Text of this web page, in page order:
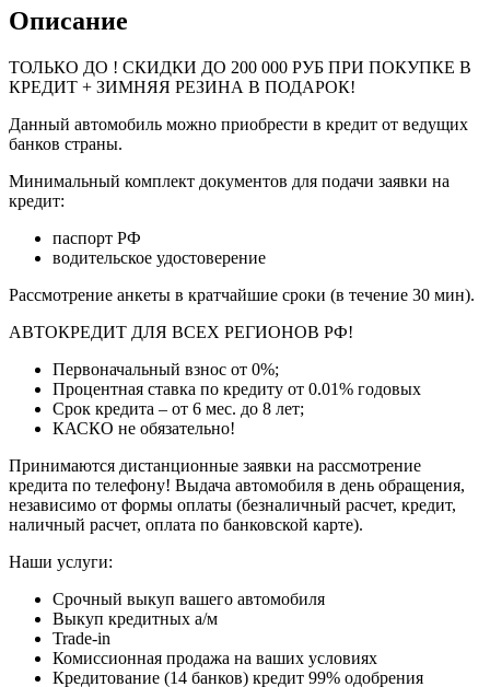
Описание
ТОЛЬКО ДО ! СКИДКИ ДО 200 000 РУБ ПРИ ПОКУПКЕ В
КРЕДИТ + ЗИМНЯЯ РЕЗИНА В ПОДАРОК!
Данный автомобиль можно приобрести в кредит от ведущих
банков страны.
Минимальный комплект документов для подачи заявки на
кредит:
паспорт РФ
водительское удостоверение
Рассмотрение анкеты в кратчайшие сроки (в течение 30 мин).
АВТОКРЕДИТ ДЛЯ ВСЕХ РЕГИОНОВ РФ!
Первоначальный взнос от 0%;
Процентная ставка по кредиту от 0.01% годовых
Срок кредита – от 6 мес. до 8 лет;
КАСКО не обязательно!
Принимаются дистанционные заявки на рассмотрение
кредита по телефону! Выдача автомобиля в день обращения,
независимо от формы оплаты (безналичный расчет, кредит,
наличный расчет, оплата по банковской карте).
Наши услуги:
Срочный выкуп вашего автомобиля
Выкуп кредитных а/м
Trade-in
Комиссионная продажа на ваших условиях
Кредитование (14 банков) кредит 99% одобрения